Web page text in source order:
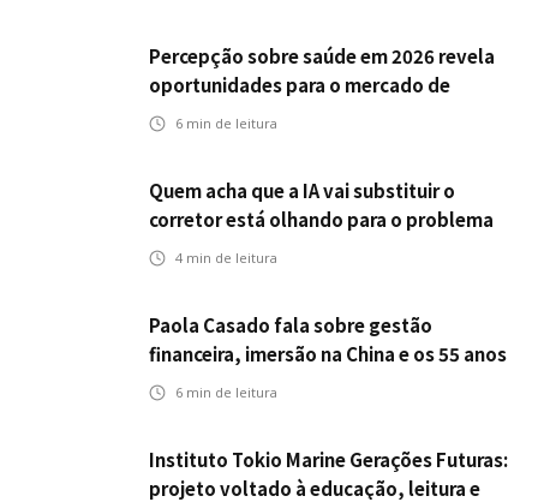
Percepção sobre saúde em 2026 revela
oportunidades para o mercado de
seguros ampliar cobertura e prevenção
6 min de leitura
Quem acha que a IA vai substituir o
corretor está olhando para o problema
errado
4 min de leitura
Paola Casado fala sobre gestão
financeira, imersão na China e os 55 anos
da ENS
6 min de leitura
Instituto Tokio Marine Gerações Futuras:
projeto voltado à educação, leitura e